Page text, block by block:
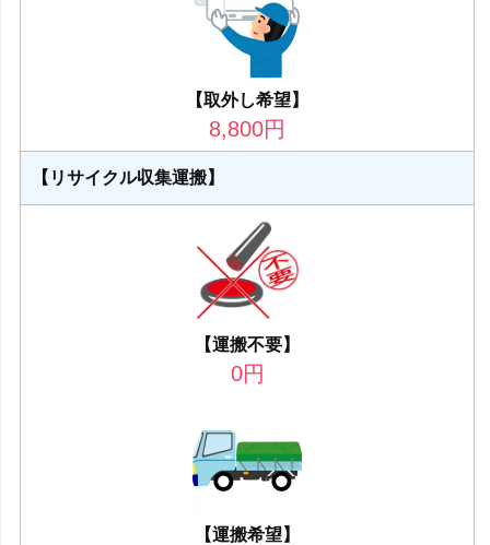
【取外し希望】
8,800円
【リサイクル収集運搬】
【運搬不要】
0円
【運搬希望】